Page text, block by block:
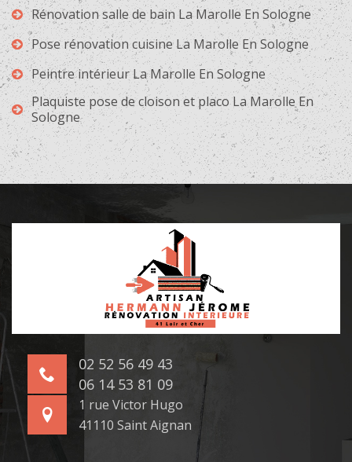
Rénovation salle de bain La Marolle En Sologne
Pose rénovation cuisine La Marolle En Sologne
Peintre intérieur La Marolle En Sologne
Plaquiste pose de cloison et placo La Marolle En
Sologne
02 52 56 49 43
06 14 53 81 09
1 rue Victor Hugo
41110 Saint Aignan